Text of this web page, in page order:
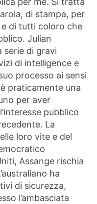
di stampa, per
di tutti coloro che
Julian
serie di gravi
di intelligence e
processo ai sensi
è praticamente una
per aver
pubblico
La
loro vite e del
Assange rischia
ha
di sicurezza,
l’ambasciata